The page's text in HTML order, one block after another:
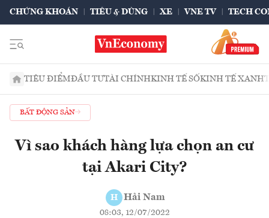
CHỨNG KHOÁN TIÊU & DÙNG XE VNE TV TECH
TIÊU ĐIỂMĐẦU TƯTÀI CHÍNHKINH TẾ SỐKINH TẾ XANH
BẤT ĐỘNG SẢN
Vì sao khách hàng lựa chọn an cư
tại Akari City?
H Hải Nam
08:03, 12/07/2022